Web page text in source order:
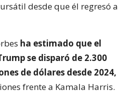
desde que él regresó a
ha estimado que el
se disparó de 2.300
de dólares desde 2024,
frente a Kamala Harris.